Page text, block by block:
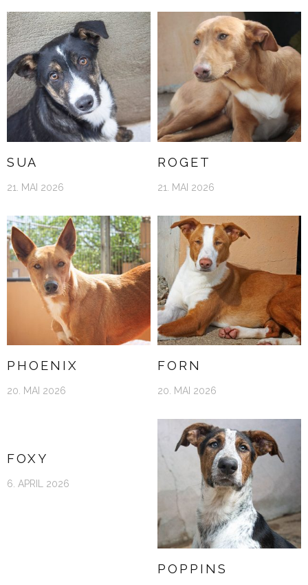
SUA
21. MAI 2026
ROGET
21. MAI 2026
PHOENIX
20. MAI 2026
FORN
20. MAI 2026
FOXY
6. APRIL 2026
POPPINS